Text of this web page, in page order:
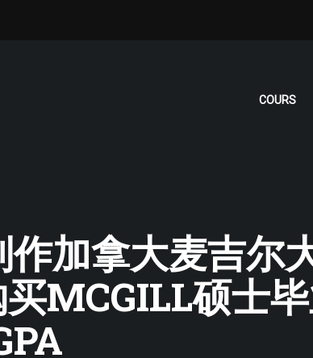
COURS
作加拿大麦吉尔
MCGILL硕士